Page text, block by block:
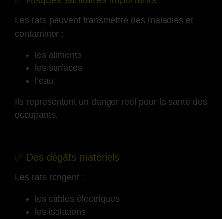
Les rats peuvent transmettre des maladies et
contaminer :
les aliments
les surfaces
l’eau
Ils représentent un danger réel pour la santé des
occupants.
✅ Des dégâts matériels
Les rats rongent :
les câbles électriques
les isolations